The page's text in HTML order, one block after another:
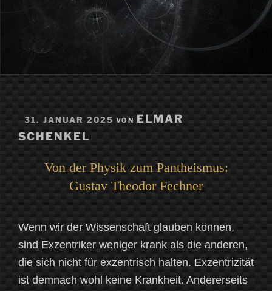
AM
31. JANUAR 2025 VON ELMAR
SCHENKEL
Von der Physik zum Pantheismus:
Gustav Theodor Fechner
Wenn wir der Wissenschaft glauben können,
sind Exzentriker weniger krank als die anderen,
die sich nicht für exzentrisch halten. Exzentrizität
ist demnach wohl keine Krankheit. Andererseits